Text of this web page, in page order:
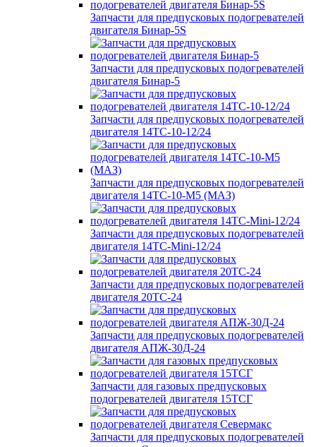
Запчасти для предпусковых подогревателей
двигателя Бинар-5S
Запчасти для предпусковых подогревателей
двигателя Бинар-5
Запчасти для предпусковых подогревателей
двигателя 14ТС-10-12/24
Запчасти для предпусковых подогревателей
двигателя 14ТС-10-М5 (МАЗ)
Запчасти для предпусковых подогревателей
двигателя 14ТС-Mini-12/24
Запчасти для предпусковых подогревателей
двигателя 20ТС-24
Запчасти для предпусковых подогревателей
двигателя АПЖ-30Д-24
Запчасти для газовых предпусковых
подогревателей двигателя 15ТСГ
Запчасти для предпусковых подогревателей